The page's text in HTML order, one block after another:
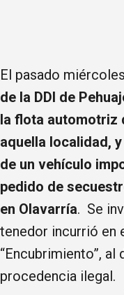
El pasado
de la DDI de
la flota automotriz
aquella localidad,
de un vehículo
pedido de
en Olavarría. Se
tenedor incurrió en
“Encubrimiento”,
procedencia ilegal.